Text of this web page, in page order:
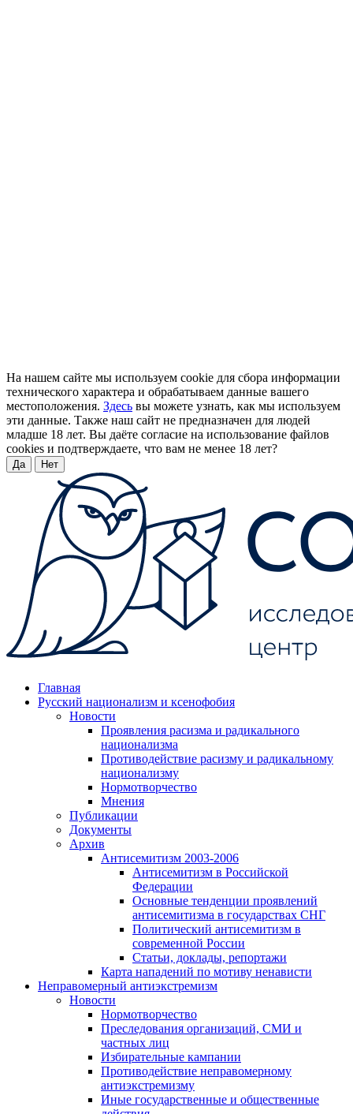
На нашем сайте мы используем cookie для сбора информации
технического характера и обрабатываем данные вашего
местоположения. Здесь вы можете узнать, как мы используем
эти данные. Также наш сайт не предназначен для людей
младше 18 лет. Вы даёте согласие на использование файлов
cookies и подтверждаете, что вам не менее 18 лет?
Да Нет
Главная
Русский национализм и ксенофобия
Новости
Проявления расизма и радикального
национализма
Противодействие расизму и радикальному
национализму
Нормотворчество
Мнения
Публикации
Документы
Архив
Антисемитизм 2003-2006
Антисемитизм в Российской
Федерации
Основные тенденции проявлений
антисемитизма в государствах СНГ
Политический антисемитизм в
современной России
Статьи, доклады, репортажи
Карта нападений по мотиву ненависти
Неправомерный антиэкстремизм
Новости
Нормотворчество
Преследования организаций, СМИ и
частных лиц
Избирательные кампании
Противодействие неправомерному
антиэкстремизму
Иные государственные и общественные